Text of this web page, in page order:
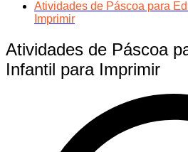
Atividades de Páscoa para
Imprimir
Atividades de Páscoa
Infantil para Imprimir